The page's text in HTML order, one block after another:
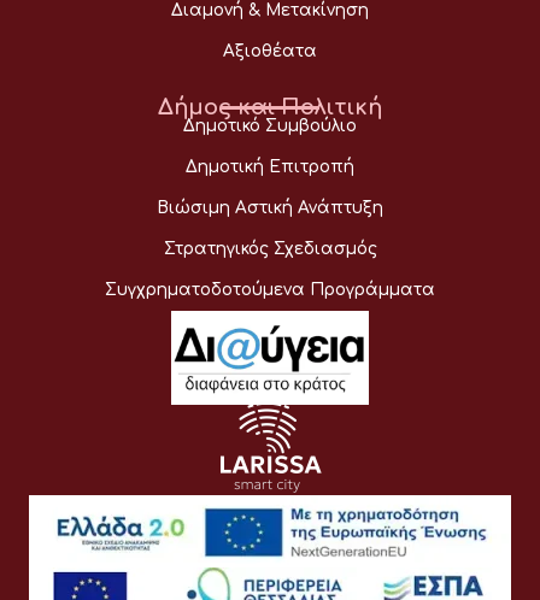
Διαμονή & Μετακίνηση
Αξιοθέατα
Δήμος και Πολιτική
Δημοτικό Συμβούλιο
Δημοτική Επιτροπή
Βιώσιμη Αστική Ανάπτυξη
Στρατηγικός Σχεδιασμός
Συγχρηματοδοτούμενα Προγράμματα